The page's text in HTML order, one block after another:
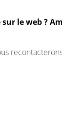
le web ?